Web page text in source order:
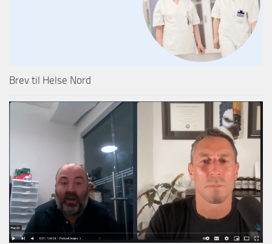
Brev til Helse Nord